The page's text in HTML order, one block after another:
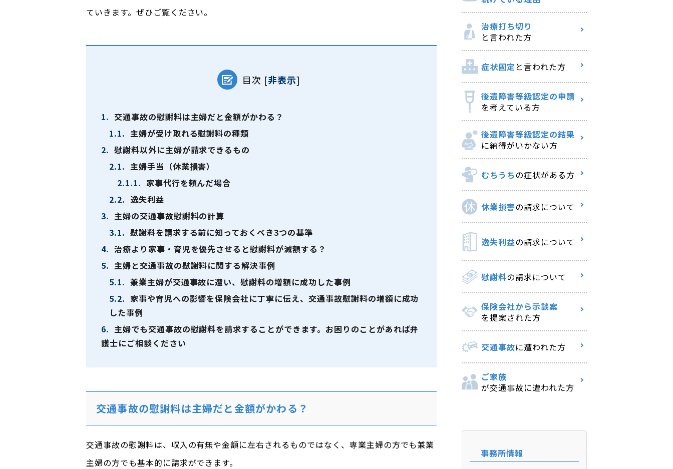
ていきます。ぜひご覧ください。
目次 [非表示]
1. 交通事故の慰謝料は主婦だと金額がかわる？
1.1. 主婦が受け取れる慰謝料の種類
2. 慰謝料以外に主婦が請求できるもの
2.1. 主婦手当（休業損害）
2.1.1. 家事代行を頼んだ場合
2.2. 逸失利益
3. 主婦の交通事故慰謝料の計算
3.1. 慰謝料を請求する前に知っておくべき3つの基準
4. 治療より家事・育児を優先させると慰謝料が減額する？
5. 主婦と交通事故の慰謝料に関する解決事例
5.1. 兼業主婦が交通事故に遭い、慰謝料の増額に成功した事例
5.2. 家事や育児への影響を保険会社に丁寧に伝え、交通事故慰謝料の増額に成功
した事例
6. 主婦でも交通事故の慰謝料を請求することができます。お困りのことがあれば弁
護士にご相談ください
交通事故の慰謝料は主婦だと金額がかわる？
交通事故の慰謝料は、収入の有無や金額に左右されるものではなく、専業主婦の方でも兼業
主婦の方でも基本的に請求ができます。
治療打ち切り
と言われた方
症状固定と言われた方
後遺障害等級認定の申請
を考えている方
後遺障害等級認定の結果
に納得がいかない方
むちうちの症状がある方
休業損害の請求について
逸失利益の請求について
慰謝料の請求について
保険会社から示談案
を提案された方
交通事故に遭われた方
ご家族
が交通事故に遭われた方
事務所情報